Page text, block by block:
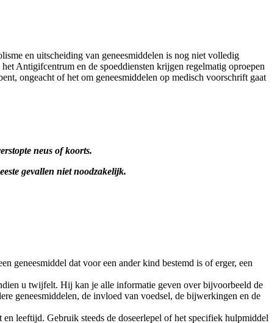
en uitscheiding van geneesmiddelen is nog niet volledig
Antigifcentrum en de spoeddiensten krijgen regelmatig oproepen
ongeacht of het om geneesmiddelen op medisch voorschrift gaat
neus of koorts.
gevallen niet noodzakelijk.
geneesmiddel dat voor een ander kind bestemd is of erger, een
u twijfelt. Hij kan je alle informatie geven over bijvoorbeeld de
geneesmiddelen, de invloed van voedsel, de bijwerkingen en de
leeftijd. Gebruik steeds de doseerlepel of het specifiek hulpmiddel